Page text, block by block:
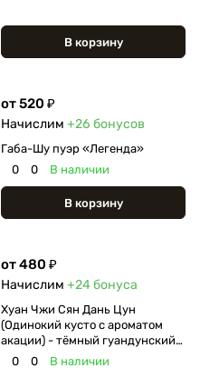
В корзину
от 520 ₽
Начислим +26 бонусов
Габа-Шу пуэр «Легенда»
0
0 В наличии
В корзину
от 480 ₽
Начислим +24бонуса
Хуан Чжи Сян Дань Цун
(Одинокий кусто с ароматом
акации) - тёмный гуандунский
улун
0 0 В наличии